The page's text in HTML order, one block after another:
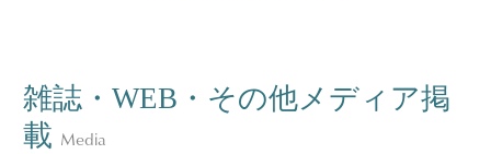
雑誌・WEB・その他メディア掲
載 Media